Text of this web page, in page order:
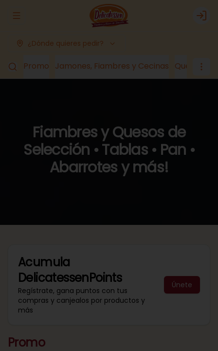
Abrir menu de navegación Login
¿Dónde quieres pedir?
Promo Jamones, Fiambres y Cecinas Quesos
Fiambres y Quesos de
Selección • Tablas • Pan •
Abarrotes y más!
Acumula
DelicatessenPoints
Regístrate, gana puntos con tus
compras y canjealos por productos y
más
Únete
Promo